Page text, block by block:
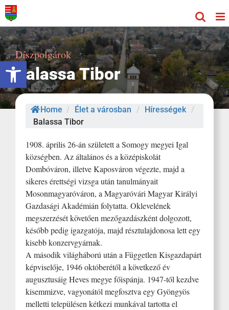
Eszköztár megnyitása
Kihagyás
Díszpolgárok
Balassa Tibor
Home / Élet a városban / Hírességek /
Balassa Tibor
1908. április 26-án született a Somogy megyei Igal
községben. Az általános és a középiskolát
Dombóváron, illetve Kaposváron végezte, majd a
sikeres érettségi vizsga után tanulmányait
Mosonmagyaróváron, a Magyaróvári Magyar Királyi
Gazdasági Akadémián folytatta. Oklevelének
megszerzését követően mezőgazdászként dolgozott,
később pedig igazgatója, majd résztulajdonosa lett egy
kisebb konzervgyárnak.
A második világháború után a Független Kisgazdapárt
képviselője, 1946 októberétől a következő év
augusztusáig Heves megye főispánja. 1947-től kezdve
kisemmizve, vagyonától megfosztva egy Gyöngyös
melletti településen kétkezi munkával tartotta el